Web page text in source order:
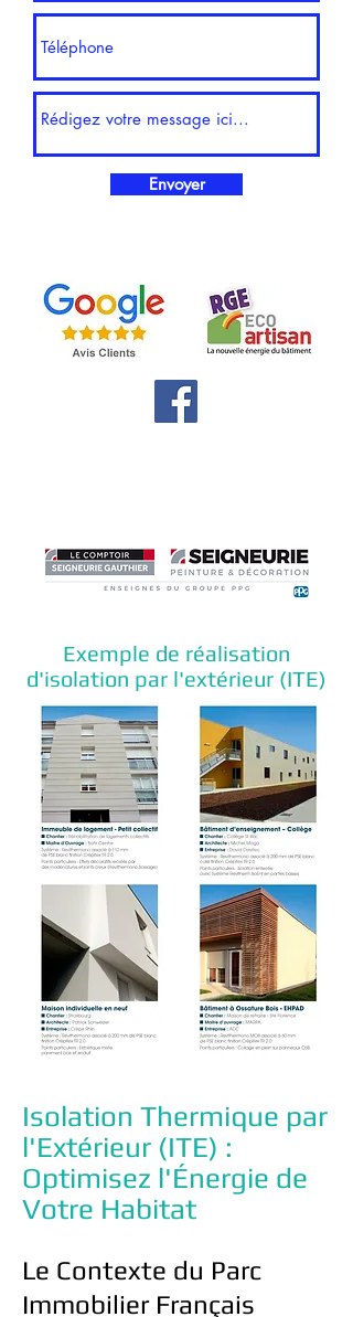
Envoyer
Exemple de réalisation
d'isolation par l'extérieur (ITE)
Isolation Thermique par
l'Extérieur (ITE) :
Optimisez l'Énergie de
Votre Habitat
Le Contexte du Parc
Immobilier Français